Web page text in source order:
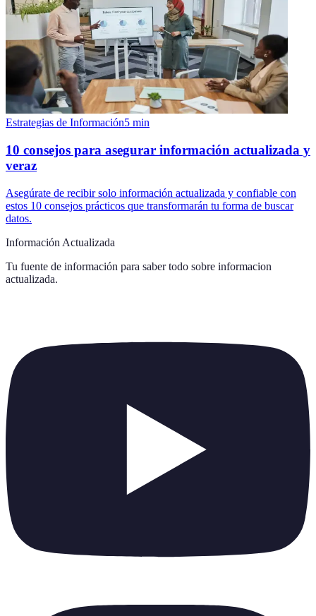
Estrategias de Información5 min
10 consejos para asegurar información actualizada y
veraz
Asegúrate de recibir solo información actualizada y confiable con
estos 10 consejos prácticos que transformarán tu forma de buscar
datos.
Información Actualizada
Tu fuente de información para saber todo sobre informacion
actualizada.